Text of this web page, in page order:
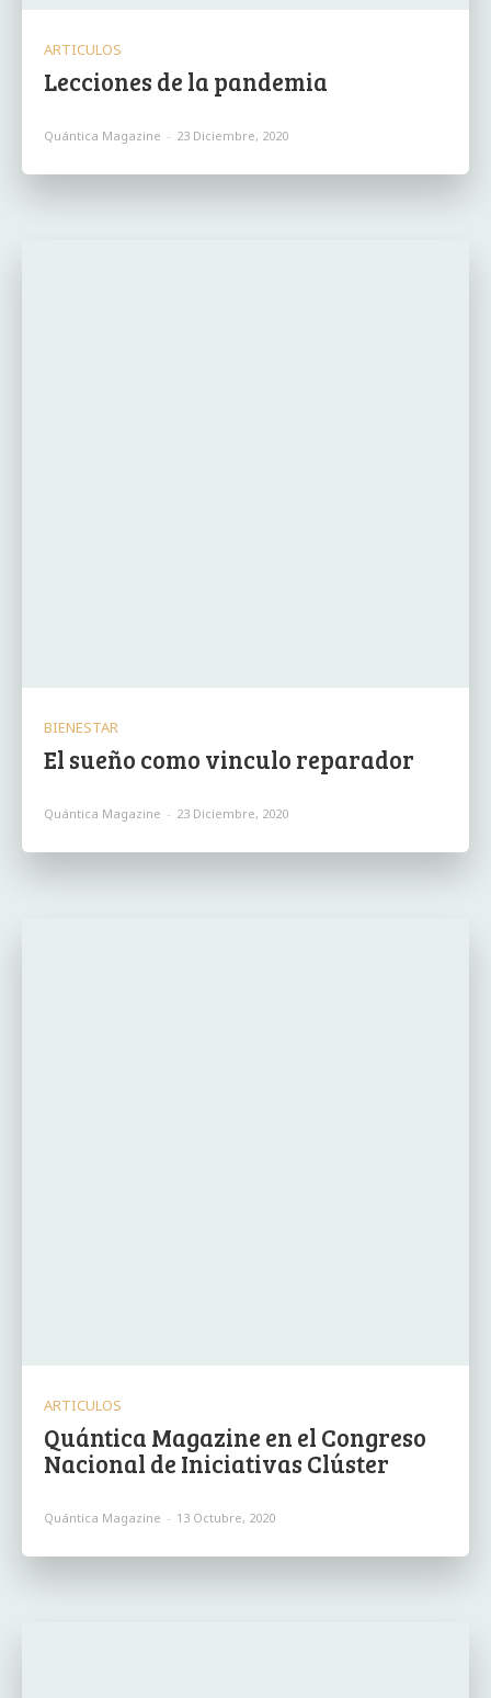
ARTICULOS
Lecciones de la pandemia
Quántica Magazine - 23 Diciembre, 2020
BIENESTAR
El sueño como vinculo reparador
Quántica Magazine - 23 Diciembre, 2020
ARTICULOS
Quántica Magazine en el Congreso
Nacional de Iniciativas Clúster
Quántica Magazine - 13 Octubre, 2020